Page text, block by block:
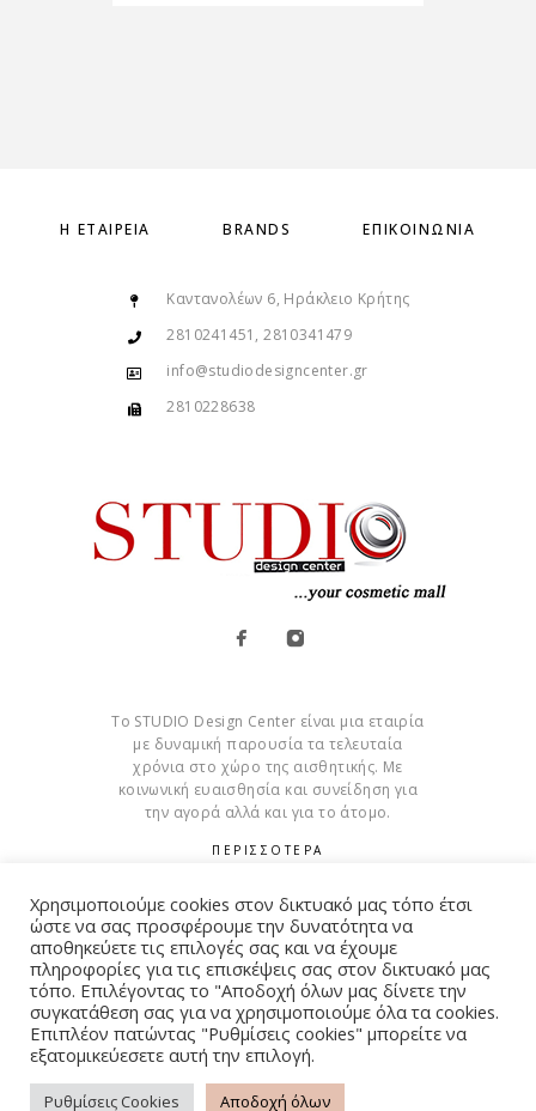
Η ΕΤΑΙΡΕΊΑ BRANDS ΕΠΙΚΟΙΝΩΝΊΑ
Καντανολέων 6, Ηράκλειο Κρήτης
2810241451, 2810341479
info@studiodesigncenter.gr
2810228638
Το STUDIO Design Center είναι μια εταιρία
με δυναμική παρουσία τα τελευταία
χρόνια στο χώρο της αισθητικής. Με
κοινωνική ευαισθησία και συνείδηση για
την αγορά αλλά και για το άτομο.
ΠΕΡΙΣΣΟΤΕΡΑ
Cookies
© Copyright 2015 – 2026 . All Rights Reserved. Developed By
iWorx
ΌΡΟΙ ΧΡΉΣΗΣ ΠΟΛΙΤΙΚΉ ΑΠΟΡΡΉΤΟΥ
Χρησιμοποιούμε cookies στον δικτυακό μας τόπο έτσι
ώστε να σας προσφέρουμε την δυνατότητα να
αποθηκεύετε τις επιλογές σας και να έχουμε
πληροφορίες για τις επισκέψεις σας στον δικτυακό μας
τόπο. Επιλέγοντας το "Αποδοχή όλων μας δίνετε την
συγκατάθεση σας για να χρησιμοποιούμε όλα τα cookies.
Επιπλέον πατώντας "Ρυθμίσεις cookies" μπορείτε να
εξατομικεύεσετε αυτή την επιλογή.
Ρυθμίσεις Cookies Αποδοχή όλων